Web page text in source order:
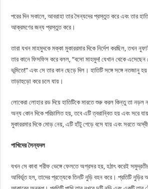
পরের দিন সকালে, আবরাহা তার সৈন্যদের প্রস্তুত করে এবং তার
আক্রমণের জন্য প্রস্তুত করে।
তারা যখন মাহমুদকে মক্কা মুকাররমার দিকে নির্দেশ করছিল, তখন
তার কানে ফিসফিস করে বলল, “বসো মাহমুদ! যেখান থেকে এসেছেন
ভূমিতে!” এবং সে তার কান ছেড়ে দিল। হাতিটি সঙ্গে সঙ্গে নতজানু
তাড়াহুড়ো করে চলে যায়।
লোকেরা লোহার রড দিয়ে হাতিটিকে মারতে শুরু করল কিন্তু তা নড়ল
অন্য কোন দিকে পরিচালিত হয়, তবে এটি ত্বরান্বিত হয় এবং সরে
মুকাররমার দিকে মোড় নেয়, এটি হাঁটু গেড়ে বসে যায় এবং সরতে
পাখিদের সৈন্যদল
যখন সে কাবা শরীফ ভেঙ্গে ফেলতে অগ্রসর হয়, হঠাৎ করেই
আবির্ভূত হল, তাদের প্রত্যেকে তিনটি নুড়ি বহন করে। প্রতিটি নুড়ির